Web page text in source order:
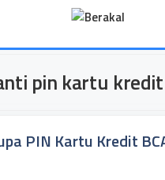
pin kartu
PIN Kartu Kredit